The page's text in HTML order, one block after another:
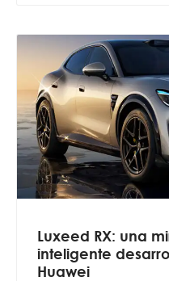
Luxeed RX: una
inteligente
Huawei